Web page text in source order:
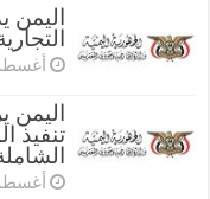
اليمن
أغسطس 5,
اليمن
تنفيذ
أغسطس 1,